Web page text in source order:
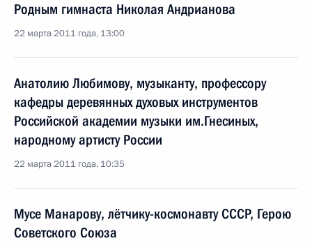
Родным гимнаста Николая Андрианова
22 марта 2011 года, 13:00
Анатолию Любимову, музыканту, профессору
кафедры деревянных духовых инструментов
Российской академии музыки им.Гнесиных,
народному артисту России
22 марта 2011 года, 10:35
Мусе Манарову, лётчику-космонавту СССР, Герою
Советского Союза